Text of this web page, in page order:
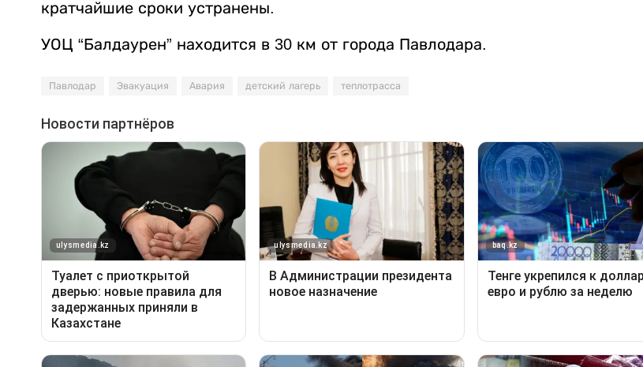
кратчайшие сроки устранены.
УОЦ “Балдаурен” находится в 30 км от города Павлодара.
Павлодар Эвакуация Авария детский лагерь теплотрасса